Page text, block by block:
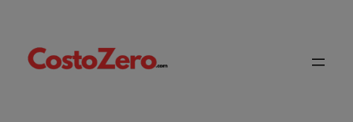
contenuto